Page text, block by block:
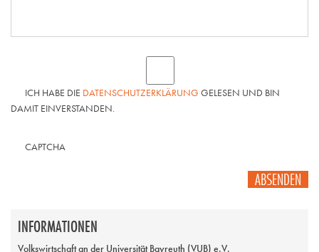
INFORMATIONEN
Volkswirtschaft an der Universität Bayreuth (VUB) e.V.
ICH HABE DIE DATENSCHUTZERKLÄRUNG GELESEN UND BIN
DAMIT EINVERSTANDEN.
CAPTCHA
ABSENDEN